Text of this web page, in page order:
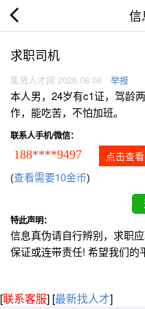
信
求职司机
集贤人才网 2026.08.08 举报
本人男，24岁有c1证，驾龄
作，能吃苦，不怕加班。
联系人手机/微信：
188****9497 点击查
(查看需要10金币)
特此声明：
信息真伪请自行辨别，求职
保证或连带责任! 希望我们的
[联系客服] [最新找人才]